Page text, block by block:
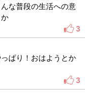
な普段の生活への意
3
ぱり！おはようとか
3